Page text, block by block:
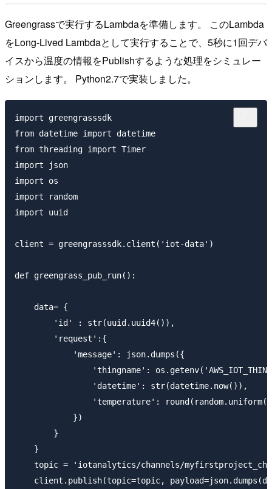
Greengrassで実行するLambdaを準備します。 このLambda
をLong-Lived Lambdaとして実行することで、5秒に1回デバ
イスから温度の情報をPublishするような処理をシミュレー
ションします。 Python2.7で実装しました。
import greengrasssdk
from datetime import datetime
from threading import Timer
import json
import os
import random
import uuid
client = greengrasssdk.client('iot-data')
def greengrass_pub_run():
    data= {
        'id' : str(uuid.uuid4()),
        'request':{
            'message': json.dumps({
'thingname':
                'datetime': str(datetime.now()),
'temperature':
            })
        }
    }
topic = 'iotanalytics/channels/
client.publish(topic=topic,